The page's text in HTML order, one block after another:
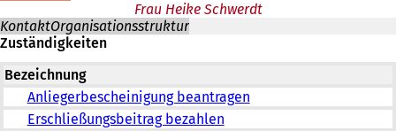
Frau Heike Schwerdt
KontaktOrganisationsstruktur
Zuständigkeiten
Bezeichnung
Anliegerbescheinigung beantragen
Erschließungsbeitrag bezahlen